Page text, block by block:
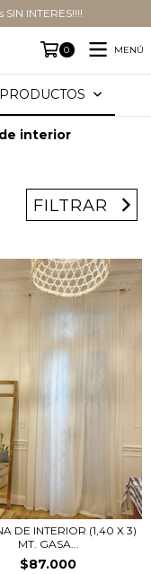
INTERES!!!!
0 MENÚ
PRODUCTOS
interior
FILTRAR
DE INTERIOR (1,40 X 3)
MT. GASA...
$87.000